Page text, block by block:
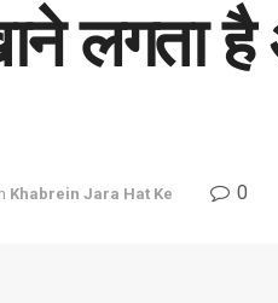
लगता
Khabrein Jara Hat Ke 0